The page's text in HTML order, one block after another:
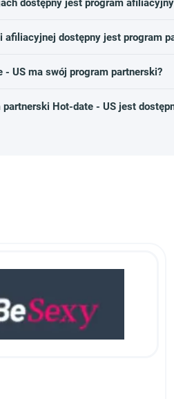
dostępny jest program
afiliacyjnej dostępny jest program
- US ma swój program partnerski?
partnerski Hot-date - US jest